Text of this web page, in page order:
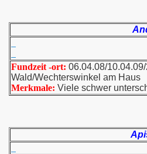
Fundzeit -ort: 06.04.08/
Wald/Wechterswinkel am Haus
Merkmale: Viele schwer